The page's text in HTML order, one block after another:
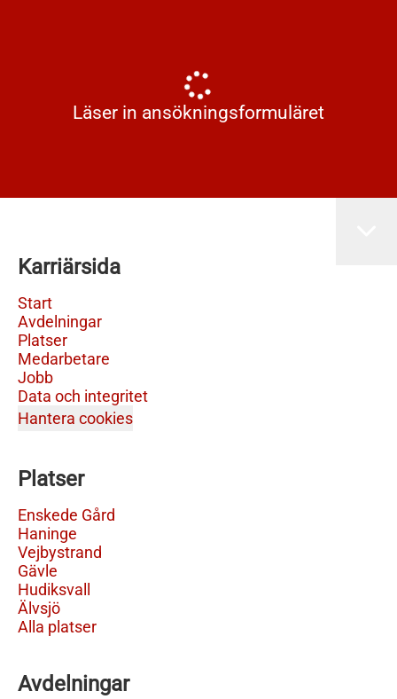
Läser in ansökningsformuläret
Karriärsida
Start
Avdelningar
Platser
Medarbetare
Jobb
Data och integritet
Hantera cookies
Platser
Enskede Gård
Haninge
Vejbystrand
Gävle
Hudiksvall
Älvsjö
Alla platser
Avdelningar